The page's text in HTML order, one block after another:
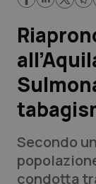
Lavoro e
Scienza e
Studi e
Lettere al
Edizioni
Secondo
condotta